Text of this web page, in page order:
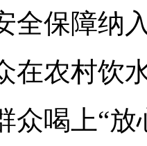
全保障纳
在农村饮
众喝上“